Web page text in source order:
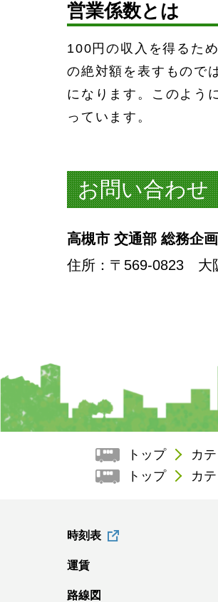
営業係数とは
100円の収入を得るた
の絶対額を表すもので
になります。このよう
っています。
お問い合わせ
高槻市 交通部 総務企
住所 ：〒569-0823 大
トップ カ
トップ
カ
時刻表
運賃
路線図